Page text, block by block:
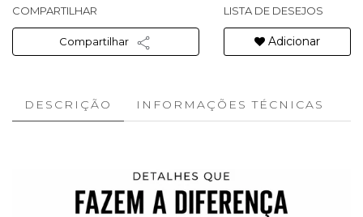
COMPARTILHAR
Compartilhar
LISTA DE DESEJOS
Adicionar
DESCRIÇÃO INFORMAÇÕES TÉCNICAS